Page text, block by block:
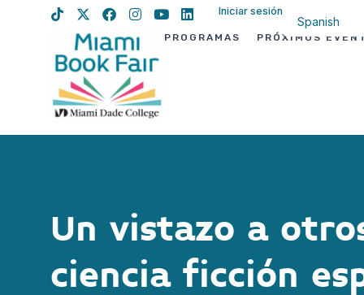
Iniciar sesión
Spanish
PROGRAMAS PRÓXIMOS
Un vistazo a
ciencia ficción